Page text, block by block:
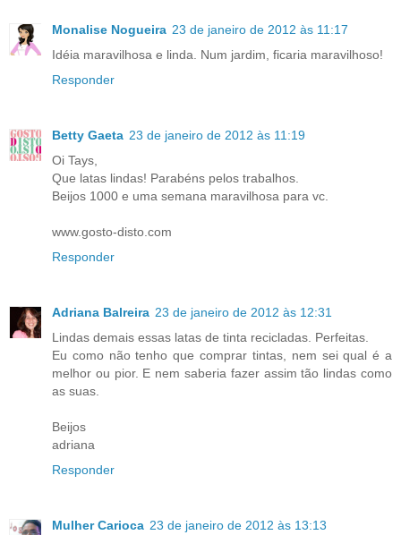
Monalise Nogueira 23 de janeiro de 2012 às 11:17
Idéia maravilhosa e linda. Num jardim, ficaria maravilhoso!
Responder
Betty Gaeta 23 de janeiro de 2012 às 11:19
Oi Tays,
Que latas lindas! Parabéns pelos trabalhos.
Beijos 1000 e uma semana maravilhosa para vc.
www.gosto-disto.com
Responder
Adriana Balreira 23 de janeiro de 2012 às 12:31
Lindas demais essas latas de tinta recicladas. Perfeitas.
Eu como não tenho que comprar tintas, nem sei qual é a
melhor ou pior. E nem saberia fazer assim tão lindas como
as suas.
Beijos
adriana
Responder
Mulher Carioca 23 de janeiro de 2012 às 13:13